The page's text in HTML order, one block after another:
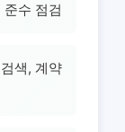
수 점검
색, 계약